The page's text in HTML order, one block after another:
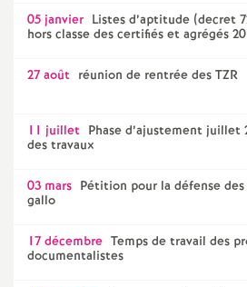
05 janvier Listes d’aptitude (decret
hors classe des certifiés et agrégés
27 août réunion de rentrée des TZR
11 juillet Phase d’ajustement
des travaux
03 mars Pétition pour la défense
gallo
17 décembre Temps de travail des
documentalistes